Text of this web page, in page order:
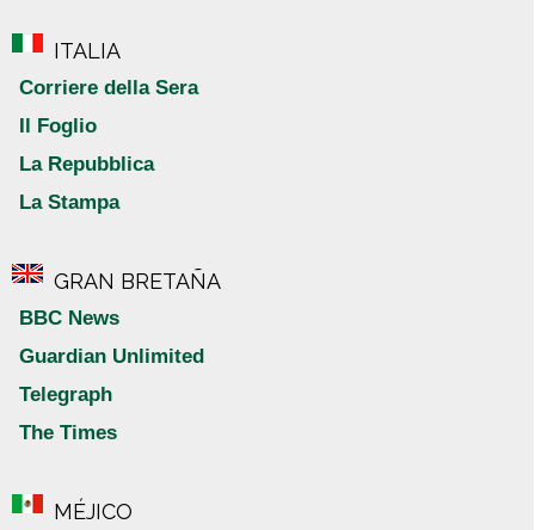
ITALIA
Corriere della Sera
Il Foglio
La Repubblica
La Stampa
GRAN BRETAÑA
BBC News
Guardian Unlimited
Telegraph
The Times
MÉJICO